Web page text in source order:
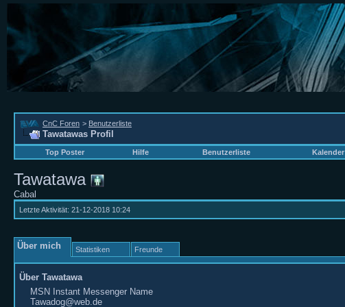
CnC Foren > Benutzerliste
Tawatawas Profil
Top Poster
Hilfe Benutzerliste Kalender
Tawatawa
Cabal
Letzte Aktivität: 21-12-2018 10:24
Über mich Statistiken Freunde
Über Tawatawa
MSN Instant Messenger Name
Tawadog@web.de